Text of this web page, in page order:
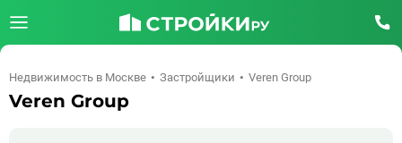
Недвижимость в Москве Застройщики Veren Group
Veren Group